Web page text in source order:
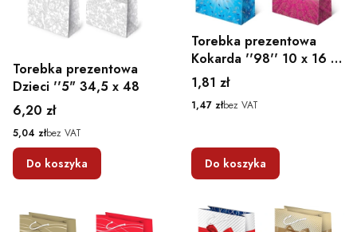
Torebka prezentowa
Dzieci ''5" 34,5 x 48
Cena
6,20 zł
Cena
5,04 złbez VAT
Do koszyka
Torebka prezentowa
Kokarda ''98'' 10 x 16 x
6
Cena
1,81 zł
Cena
1,47 złbez VAT
Do koszyka